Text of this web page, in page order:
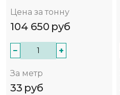
Цена за тонну
104 650 руб
− +
За метр
33 руб